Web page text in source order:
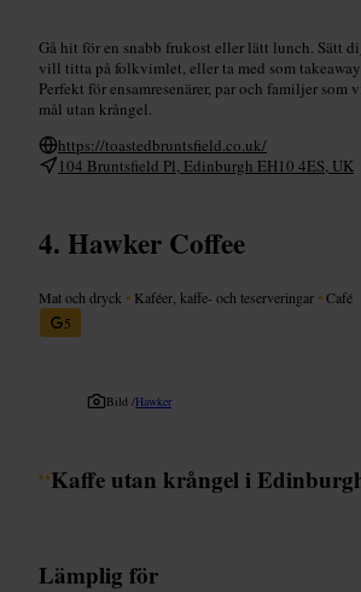
Gå hit för en snabb frukost eller lätt lunch. Sätt
vill titta på folkvimlet, eller ta med som
Perfekt för ensamresenärer, par och familjer
mål utan krångel.
https://toastedbruntsfield.co.uk/
104 Bruntsfield Pl, Edinburgh EH10 4ES, UK
Hawker Coffee
Mat och dryck • Kaféer, kaffe- och teserveringar •Café
5
Bild /Hawker
“Kaffe utan krångel i
Lämplig för